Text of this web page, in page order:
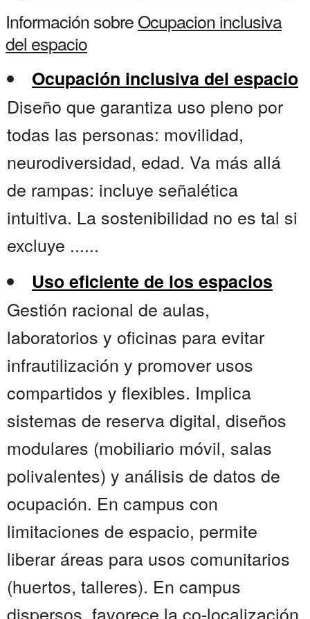
Información sobreOcupacion inclusiva
del espacio
Ocupación inclusiva del espacio
Diseño que garantiza uso pleno por
todas las personas: movilidad,
neurodiversidad, edad. Va más allá
de rampas: incluye señalética
intuitiva. La sostenibilidad no es tal si
excluye ......
Uso eficiente de los espacios
Gestión racional de aulas,
laboratorios y oficinas para evitar
infrautilización y promover usos
compartidos y flexibles. Implica
sistemas de reserva digital, diseños
modulares (mobiliario móvil, salas
polivalentes) y análisis de datos de
ocupación. En campus con
limitaciones de espacio, permite
liberar áreas para usos comunitarios
(huertos, talleres). En campus
dispersos, favorece la co-localización